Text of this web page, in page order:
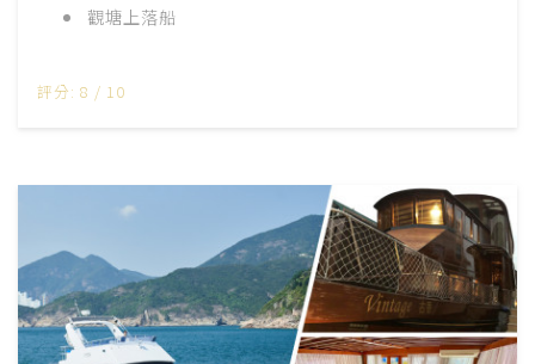
觀塘上落船
評分: 8 / 10